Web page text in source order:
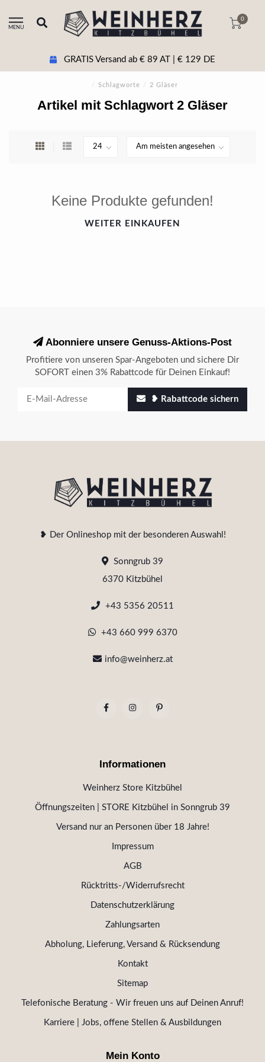
MENU
0
GRATIS Versand ab € 89 AT | € 129 DE
/ Schlagworte / 2 Gläser
Artikel mit Schlagwort 2 Gläser
Keine Produkte gefunden!
WEITER EINKAUFEN
Abonniere unsere Genuss-Aktions-Post
Profitiere von unseren Spar-Angeboten und sichere Dir
SOFORT einen 3% Rabattcode für Deinen Einkauf!
❥ Rabattcode sichern
❥ Der Onlineshop mit der besonderen Auswahl!
Sonngrub 39
6370 Kitzbühel
+43 5356 20511
+43 660 999 6370
info@weinherz.at
Informationen
Weinherz Store Kitzbühel
Öffnungszeiten | STORE Kitzbühel in Sonngrub 39
Versand nur an Personen über 18 Jahre!
Impressum
AGB
Rücktritts-/Widerrufsrecht
Datenschutzerklärung
Zahlungsarten
Abholung, Lieferung, Versand & Rücksendung
Kontakt
Sitemap
Telefonische Beratung - Wir freuen uns auf Deinen Anruf!
Karriere | Jobs, offene Stellen & Ausbildungen
Mein Konto